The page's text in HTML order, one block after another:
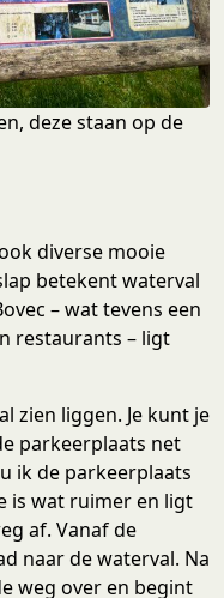
deze staan op de
diverse mooie
betekent waterval
– wat tevens een
restaurants – ligt
zien liggen. Je kunt je
parkeerplaats net
ik de parkeerplaats
is wat ruimer en ligt
af. Vanaf de
naar de waterval. Na
weg over en begint